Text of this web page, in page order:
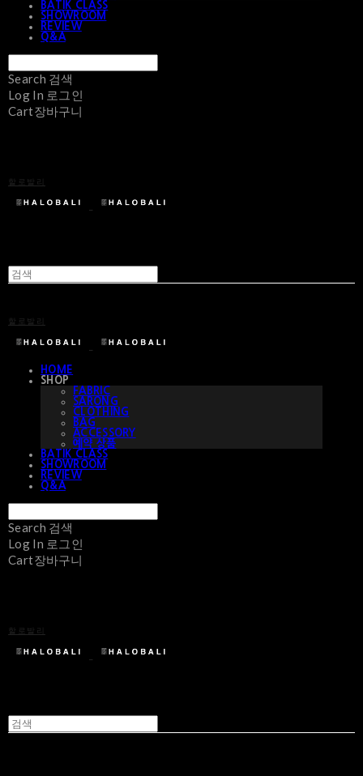
BATIK CLASS
SHOWROOM
REVIEW
Q&A
Search 검색
Log In 로그인
Cart장바구니
할로발리
할로발리
HOME
SHOP
FABRIC
SARONG
CLOTHING
BAG
ACCESSORY
예약 상품
BATIK CLASS
SHOWROOM
REVIEW
Q&A
Search 검색
Log In 로그인
Cart장바구니
할로발리